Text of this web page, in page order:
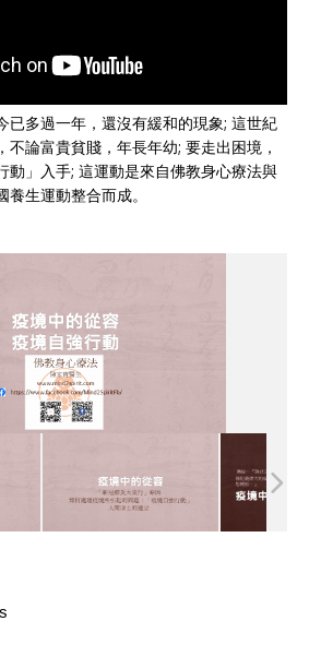
已多過一年，還沒有緩和的現象; 這世紀
論富貴貧賤，年長年幼; 要走出困境，
動」入手; 這運動是來自佛教身心療法與
生運動整合而成。